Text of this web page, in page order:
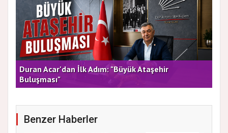
Duran Acar'dan İlk Adım: "Büyük Ataşehir
Buluşması"
Benzer Haberler